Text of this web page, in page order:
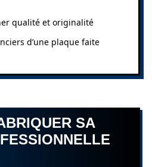
qualité et originalité
d’une plaque faite
SA